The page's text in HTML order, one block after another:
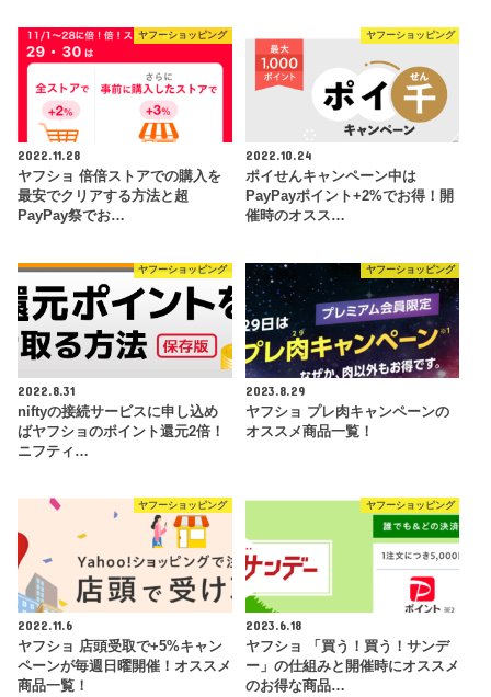
ヤフーショッピング
2022.11.28
ヤフショ 倍倍ストアでの購入を
最安でクリアする方法と超
PayPay祭でお…
ヤフーショッピング
2022.10.24
ポイせんキャンペーン中は
PayPayポイント+2%でお得！開
催時のオスス…
ヤフーショッピング
2022.8.31
niftyの接続サービスに申し込め
ばヤフショのポイント還元2倍！
ニフティ…
ヤフーショッピング
2023.8.29
ヤフショ プレ肉キャンペーンの
オススメ商品一覧！
ヤフーショッピング
2022.11.6
ヤフショ 店頭受取で+5%キャン
ペーンが毎週日曜開催！オススメ
商品一覧！
ヤフーショッピング
2023.6.18
ヤフショ 「買う！買う！サンデ
ー」の仕組みと開催時にオススメ
のお得な商品…